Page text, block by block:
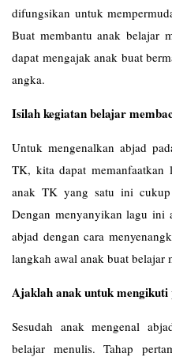
difungsikan untuk
Buat membantu anak belajar
dapat mengajak anak buat
angka.
Isilah kegiatan belajar
Untuk mengenalkan abjad
TK, kita dapat
anak TK yang satu ini
Dengan menyanyikan lagu ini
abjad dengan cara
langkah awal anak buat belajar
Ajaklah anak untuk mengikuti
Sesudah anak mengenal
belajar menulis. Tahap